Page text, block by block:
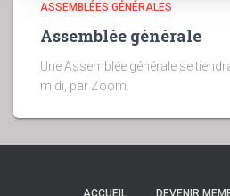
ASSEMBLÉES GÉNÉRALES
Assemblée générale
Une Assemblée générale se
midi, par Zoom.
ACCUEIL DEVENIR